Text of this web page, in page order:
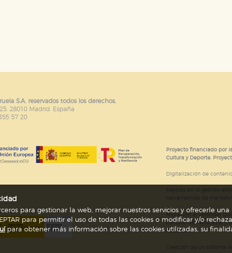
S.A. reservados todos los derechos.
28010 Madrid. España
57 20
Proyecto financiado por
Cultura y Deporte.
Digitalización de
Migración al estándar
campos de metadatos y
Deporte.
para gestionar la web, mejorar nuestros servicios y ofrecerle una
para permitir el uso de todas las cookies o modificar y/o
para obtener más información sobre las cookies utilizadas, su